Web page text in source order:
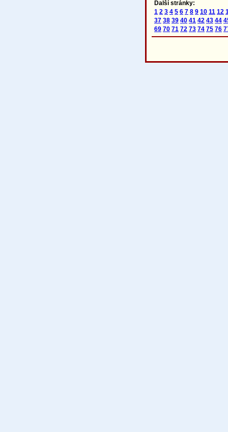
Další stránky:
1 2 3 4 5 6 7 8 9 10 11 12
37 38 39 40 41 42 43 44
69 70 71 72 73 74 75 76